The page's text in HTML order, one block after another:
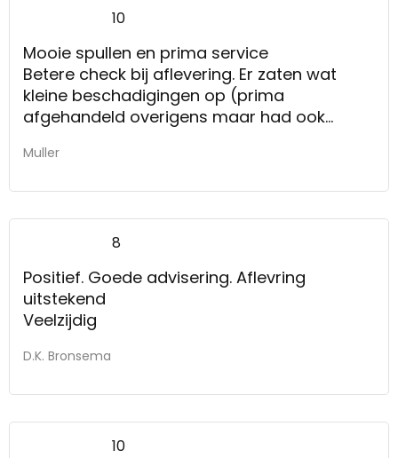
10
Mooie spullen en prima service
Betere check bij aflevering. Er zaten wat
kleine beschadigingen op (prima
afgehandeld overigens maar had ook
slecht woord over de bezorgers overigens,
getild samen met mij.
Muller
8
Positief. Goede advisering. Aflevring
uitstekend
Veelzijdig
D.K. Bronsema
10